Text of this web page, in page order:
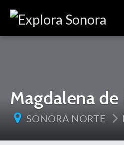
Magdalena de
SONORA NORTE